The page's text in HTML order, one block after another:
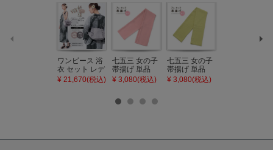
ワンピース 浴
衣 セット レデ
ィース 吸水速
乾 ポリエステ
¥ 21,670(税込)
七五三 女の子
帯揚げ 単品
「灰桃色」日
本製 7歳 女児
びあげ 和装 着
¥ 3,080(税込)
七五三 女の子
帯揚げ 単品
「若葉色」日
本製 7歳 女児
¥ 3,080(税込)